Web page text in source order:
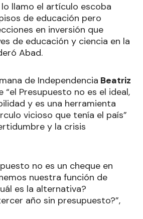
llamo el artículo escoba
de educación pero
en inversión que
de educación y ciencia en la
Abad.
de Independencia Beatriz
“el Presupuesto no es el ideal,
y es una herramienta
vicioso que tenía el país”
y la crisis
no es un cheque en
nuestra función de
es la alternativa?
año sin presupuesto?”,